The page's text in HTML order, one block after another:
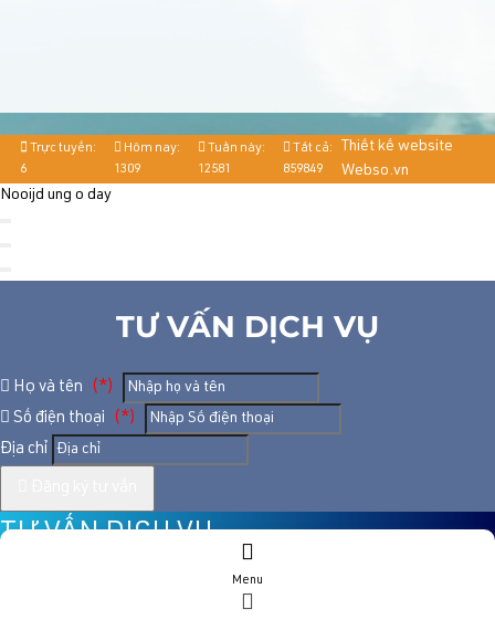
Trực tuyến:
6
Hôm nay:
1309
Tuần này:
12581
Tất cả:
859849
Thiết kế website
Webso.vn
Menu
Nooijd ung o day
TƯ VẤN DỊCH VỤ
Họ và tên
(*)
Số điện thoại
(*)
Địa chỉ
TƯ VẤN DỊCH VỤ